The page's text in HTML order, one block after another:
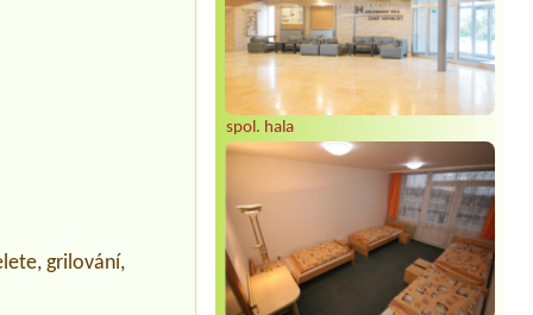
spol. hala
grilování,